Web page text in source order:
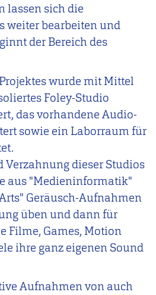
lassen sich die
weiter bearbeiten und
der Bereich des
wurde mit Mittel
Foley-Studio
das vorhandene Audio-
sowie ein Laborraum für
Verzahnung dieser Studios
aus "Medieninformatik"
Geräusch-Aufnahmen
üben und dann für
Filme, Games, Motion
ihre ganz eigenen Sound
Aufnahmen von auch